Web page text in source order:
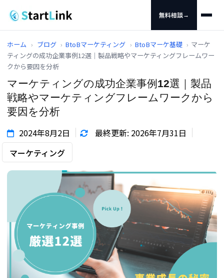
無料相談→
ホーム › ブログ › BtoBマーケティング › BtoBマーケ基礎 › マーケ
ティングの成功企業事例12選｜製品戦略やマーケティングフレームワー
クから要因を分析
マーケティングの成功企業事例12選｜製品
戦略やマーケティングフレームワークから
要因を分析
2024年8月2日
最終更新: 2026年7月31日
マーケティング